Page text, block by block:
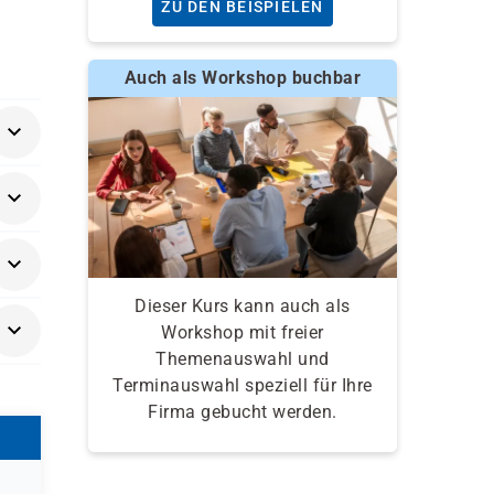
ZU DEN BEISPIELEN
Auch als Workshop buchbar
Dieser Kurs kann auch als
Workshop mit freier
Themenauswahl und
Terminauswahl speziell für Ihre
Firma gebucht werden.